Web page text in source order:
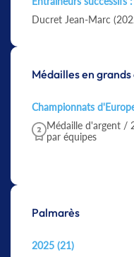
Ducret Jean-Marc
Médailles en
Championnats
Médaille d'argent /
par équipes
Palmarès
2025 (21)